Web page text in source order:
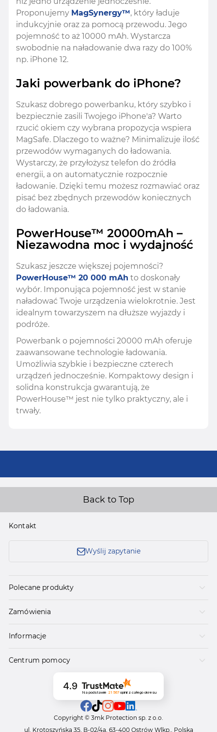
Proponujemy MagSynergy™, który ładuje
indukcyjnie oraz za pomocą przewodu. Jego
pojemność to aż 10000 mAh. Wystarcza
swobodnie na naładowanie dwa razy do 100%
np. iPhone 12.
Jaki powerbank do iPhone?
Szukasz dobrego powerbanku, który szybko i
bezpiecznie zasili Twojego iPhone'a? Warto
rzucić okiem czy wybrana propozycja wspiera
MagSafe. Dlaczego to ważne? Minimalizuje ilość
przewodów wymaganych do ładowania.
Wystarczy, że przyłożysz telefon do źródła
energii, a on automatycznie rozpocznie
ładowanie. Dzięki temu możesz rozmawiać oraz
pisać bez zbędnych przewodów koniecznych
do ładowania.
PowerHouse™ 20000mAh –
Niezawodna moc i wydajność
Szukasz jeszcze większej pojemności?
PowerHouse™ 20 000 mAh to doskonały
wybór. Imponująca pojemność jest w stanie
naładować Twoje urządzenia wielokrotnie. Jest
idealnym towarzyszem na dłuższe wyjazdy i
podróże.
Powerbank o pojemności 20000 mAh oferuje
zaawansowane technologie ładowania.
Umożliwia szybkie i bezpieczne czterech
urządzeń jednocześnie. Kompaktowy design i
solidna konstrukcja gwarantują, że
PowerHouse™ jest nie tylko praktyczny, ale i
trwały.
Back to Top
Kontakt
Wyślij zapytanie
Polecane produkty
Zamówienia
Informacje
Centrum pomocy
4.9
Na podstawie 21 567opinii z całego okresu
Copyright © 3mk Protection sp. z o.o.
ul. Krotoszyńska 35, B-02/4a, 63-400 Ostrów Wlkp., Polska